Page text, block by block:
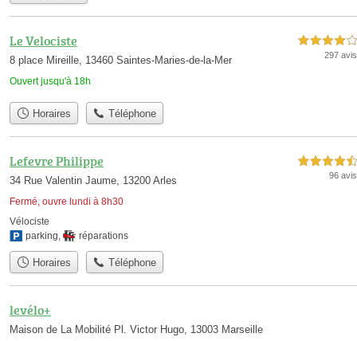
Le Velociste
8 place Mireille, 13460 Saintes-Maries-de-la-Mer
Ouvert jusqu'à 18h
4,0 étoiles sur 5
297 avis
Horaires Téléphone
Lefevre Philippe
34 Rue Valentin Jaume, 13200 Arles
Fermé, ouvre lundi à 8h30
4,5 étoiles sur 5
96 avis
Vélociste
parking, réparations
Horaires Téléphone
levélo+
Maison de La Mobilité Pl. Victor Hugo, 13003 Marseille